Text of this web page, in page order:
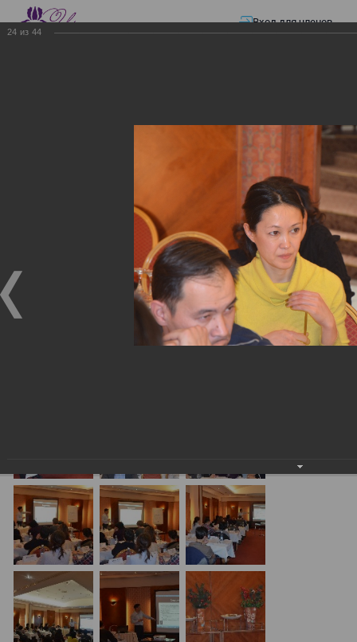
Вход для членов
Семинар по разъяснению норм
Закона «О ТРАНСФЕРТНОМ ЦЕНООБРАЗОВАНИИ»
Семинар по разъяснению
норм Закона «О
ТРАНСФЕРТНОМ
ЦЕНООБРАЗОВАНИИ»
Семинар по разъяснению норм Закона «О
ТРАНСФЕРТНОМ ЦЕНООБРАЗОВАНИИ»
24 из 44